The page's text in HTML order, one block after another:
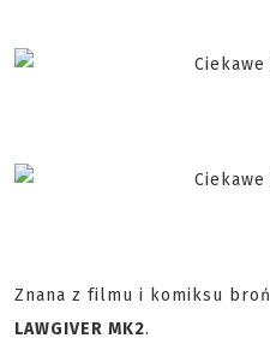
Znana z filmu i komiksu broń
LAWGIVER MK2.